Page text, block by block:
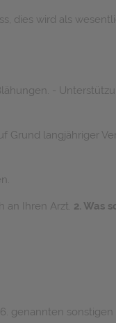
dies wird als
-
Grund langjähriger
an Ihren Arzt. 2. Was